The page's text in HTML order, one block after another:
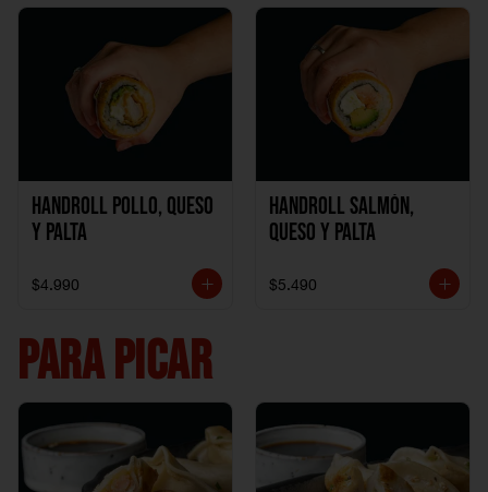
Handroll Pollo, Queso
y Palta
$4.990
Handroll Salmón,
Queso y Palta
$5.490
PARA PICAR